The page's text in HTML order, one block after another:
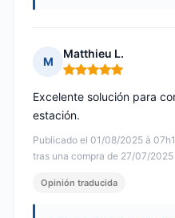
M
Matthieu L.
Nota: 5 de 5
Publicado el 01/08/2025 à
tras una compra de 27/07/2025
Excelente solución para
estación.
Opinión traducida